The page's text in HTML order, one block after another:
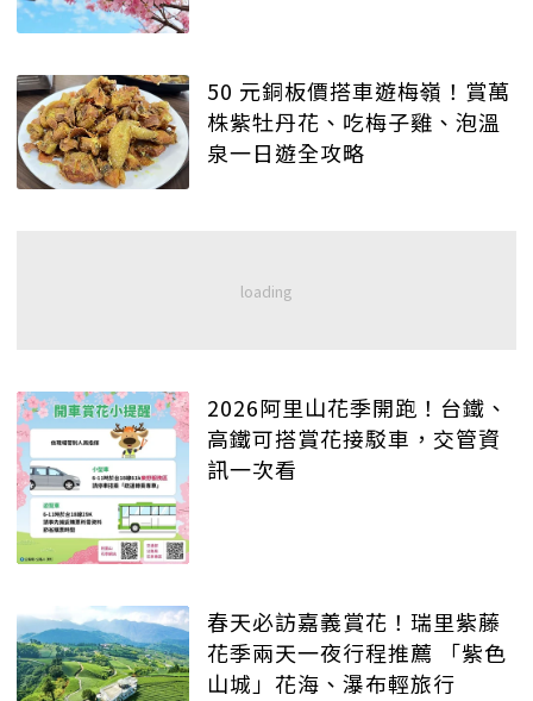
50 元銅板價搭車遊梅嶺！賞萬
株紫牡丹花、吃梅子雞、泡溫
泉一日遊全攻略
2026阿里山花季開跑！台鐵、
高鐵可搭賞花接駁車，交管資
訊一次看
春天必訪嘉義賞花！瑞里紫藤
花季兩天一夜行程推薦 「紫色
山城」花海、瀑布輕旅行